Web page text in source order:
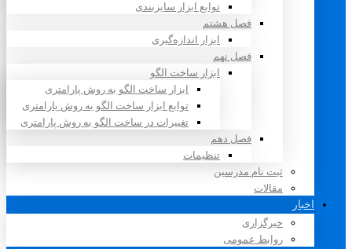
توابع ابزار سایزبندی
فصل هشتم
ابزار اندازه‌گیری
فصل نهم
ابزار ساخت الگو
ابزار ساخت الگو به روش پارامتری
توابع ابزار ساخت الگو به روش پارامتری
تغییرات در ساخت الگو به روش پارامتری
فصل دهم
تنظیمات
ثبت نام مدرسین
مقالات
اخبار
خبرگزاری
روابط عمومی